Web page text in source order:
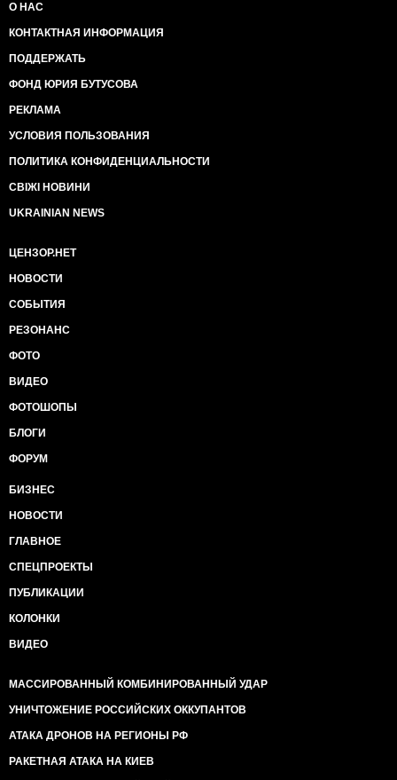
О НАС
КОНТАКТНАЯ ИНФОРМАЦИЯ
ПОДДЕРЖАТЬ
ФОНД ЮРИЯ БУТУСОВА
РЕКЛАМА
УСЛОВИЯ ПОЛЬЗОВАНИЯ
ПОЛИТИКА КОНФИДЕНЦИАЛЬНОСТИ
СВІЖІ НОВИНИ
UKRAINIAN NEWS
ЦЕНЗОР.НЕТ
НОВОСТИ
СОБЫТИЯ
РЕЗОНАНС
ФОТО
ВИДЕО
ФОТОШОПЫ
БЛОГИ
ФОРУМ
БИЗНЕС
НОВОСТИ
ГЛАВНОЕ
СПЕЦПРОЕКТЫ
ПУБЛИКАЦИИ
КОЛОНКИ
ВИДЕО
МАССИРОВАННЫЙ КОМБИНИРОВАННЫЙ УДАР
УНИЧТОЖЕНИЕ РОССИЙСКИХ ОККУПАНТОВ
АТАКА ДРОНОВ НА РЕГИОНЫ РФ
РАКЕТНАЯ АТАКА НА КИЕВ